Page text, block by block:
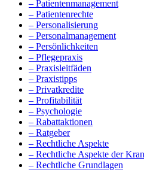
– Patientenmanagement
– Patientenrechte
– Personalisierung
– Personalmanagement
– Persönlichkeiten
– Pflegepraxis
– Praxisleitfäden
– Praxistipps
– Privatkredite
– Profitabilität
– Psychologie
– Rabattaktionen
– Ratgeber
– Rechtliche Aspekte
– Rechtliche Aspekte der
– Rechtliche Grundlagen